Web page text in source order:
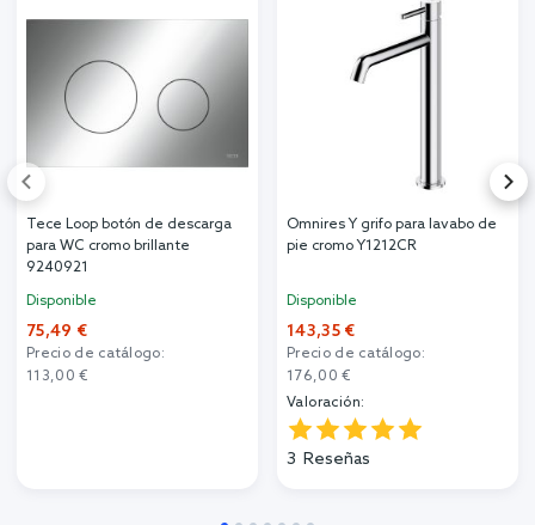
Tece Loop botón de descarga
para WC cromo brillante
9240921
Disponible
75,49 €
Precio de catálogo:
113,00 €
Omnires Y grifo para lavabo de
pie cromo Y1212CR
Disponible
143,35 €
Precio de catálogo:
176,00 €
Valoración:
3 Reseñas